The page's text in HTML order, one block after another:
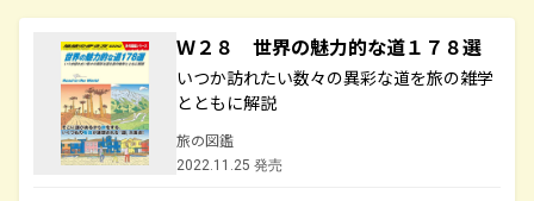
Ｗ２８ 世界の魅力的な道１７８選
いつか訪れたい数々の異彩な道を旅の雑学
とともに解説
旅の図鑑
2022.11.25 発売